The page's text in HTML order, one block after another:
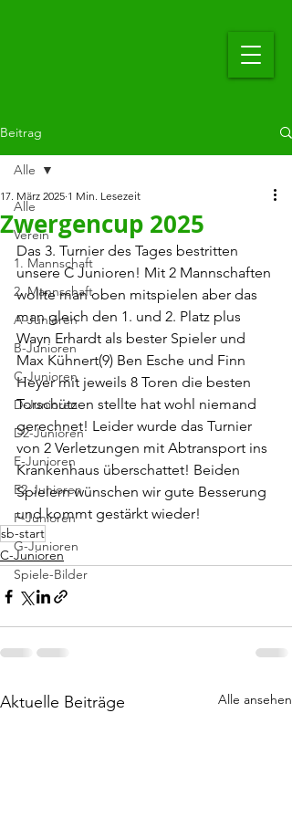
Beitrag
Alle
Verein
1. Mannschaft
2. Mannschaft
A-Junioren
B-Junioren
C-Junioren
D-Junioren
D2-Junioren
E-Junioren
E2-Junioren
F-Junioren
G-Junioren
Spiele-Bilder
Alle
Zwergencup 2025
17. März 2025 1 Min. Lesezeit
Das 3. Turnier des Tages bestritten
unsere C Junioren! Mit 2 Mannschaften
wollte man oben mitspielen aber das
man gleich den 1. und 2. Platz plus
Wayn Erhardt als bester Spieler und
Max Kühnert(9) Ben Esche und Finn
Heyer mit jeweils 8 Toren die besten
Torschützen stellte hat wohl niemand
gerechnet! Leider wurde das Turnier
von 2 Verletzungen mit Abtransport ins
Krankenhaus überschattet! Beiden
Spielern wünschen wir gute Besserung
und kommt gestärkt wieder!
sb-start
C-Junioren
Aktuelle Beiträge Alle ansehen